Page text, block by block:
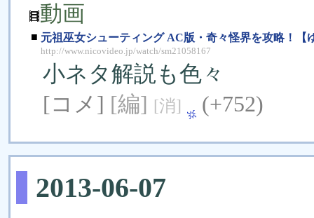
動画
■ 元祖巫女シューティング AC版・奇々怪界を攻略！【
http://www.nicovideo.jp/watch/sm21058167
小ネタ解説も色々
[コメ] [編] [消] (+752)
2013-06-07